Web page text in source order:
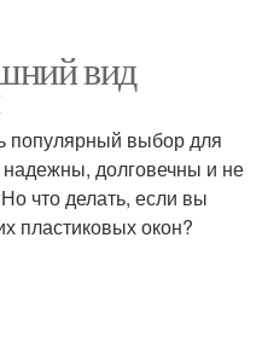
вид
популярный выбор для
долговечны и не
что делать, если вы
пластиковых окон?